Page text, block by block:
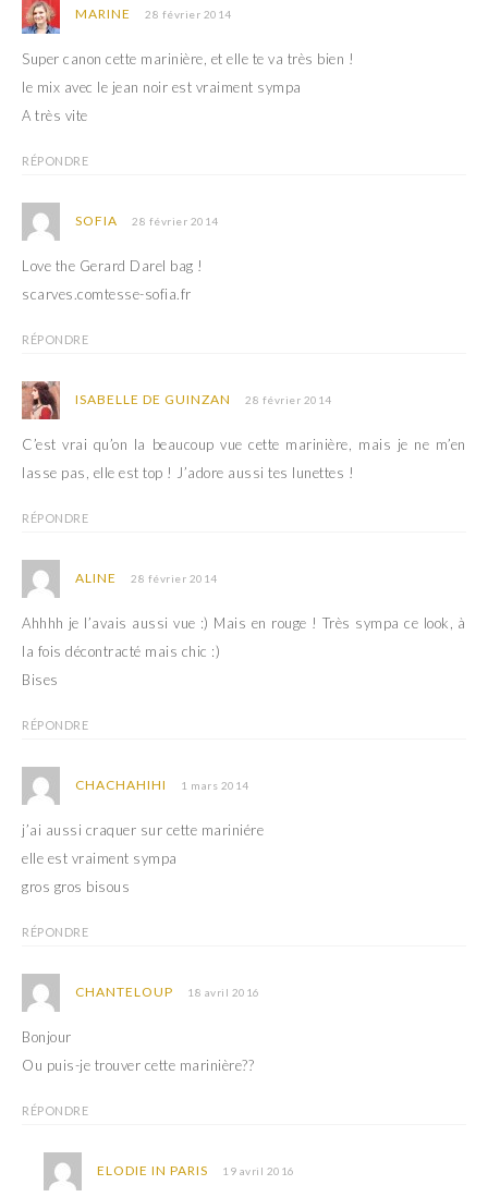
MARINE 28 février 2014
Super canon cette marinière, et elle te va très bien !
le mix avec le jean noir est vraiment sympa
A très vite
RÉPONDRE
SOFIA 28 février 2014
Love the Gerard Darel bag !
scarves.comtesse-sofia.fr
RÉPONDRE
ISABELLE DE GUINZAN 28 février 2014
C’est vrai qu’on la beaucoup vue cette marinière, mais je ne m’en
lasse pas, elle est top ! J’adore aussi tes lunettes !
RÉPONDRE
ALINE 28 février 2014
Ahhhh je l’avais aussi vue :) Mais en rouge ! Très sympa ce look, à
la fois décontracté mais chic :)
Bises
RÉPONDRE
CHACHAHIHI 1 mars 2014
j’ai aussi craquer sur cette mariniére
elle est vraiment sympa
gros gros bisous
RÉPONDRE
CHANTELOUP 18 avril 2016
Bonjour
Ou puis-je trouver cette marinière??
RÉPONDRE
ELODIE IN PARIS 19 avril 2016